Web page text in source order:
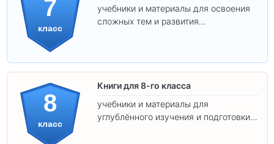
7
класс
учебники и материалы для освоения
сложных тем и развития
8
класс
Книги для 8-го класса
учебники и материалы для
углублённого изучения и подготовки к